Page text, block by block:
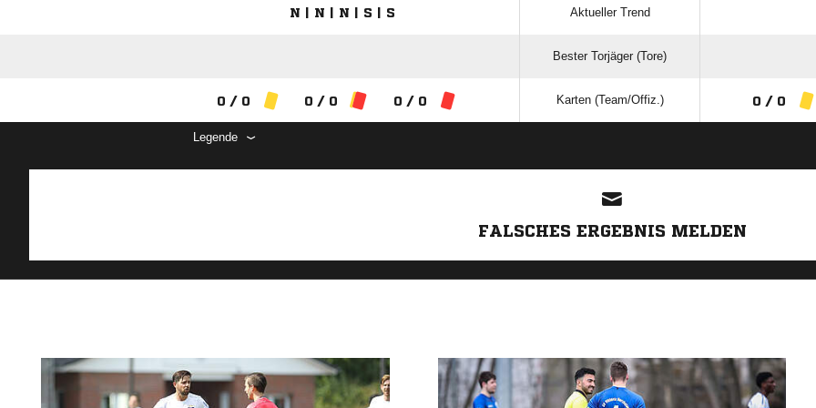
N | N | N | S | S Aktueller Trend
Bester Torjäger (Tore)
0 / 0 0 / 0 0 / 0 Karten (Team/Offiz.) 0 / 0
Legende
FALSCHES ERGEBNIS MELDEN